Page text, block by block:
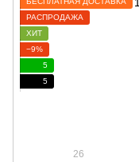
РАСПРОДАЖА
ХИТ
−9%
5
5
26